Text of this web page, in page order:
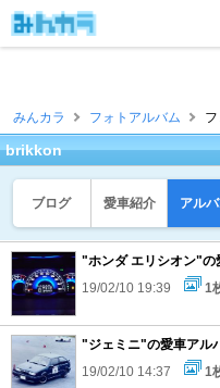
みんカラ フォトアルバム
brikkon
ブログ 愛車紹介 アル
"ホンダ エリシオン"の
19/02/10 19:39
1
"ジェミニ"の愛車アル
19/02/10 14:37
1